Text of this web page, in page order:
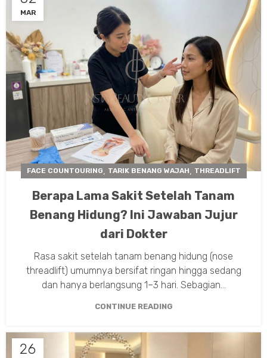
MAR
FACE COUNTOURING, TARIK BENANG WAJAH, THREADLIFT
Berapa Lama Sakit Setelah Tanam
Benang Hidung? Ini Jawaban Jujur
dari Dokter
Rasa sakit setelah tanam benang hidung (nose
threadlift) umumnya bersifat ringan hingga sedang
dan hanya berlangsung 1–3 hari. Sebagian...
CONTINUE READING
26